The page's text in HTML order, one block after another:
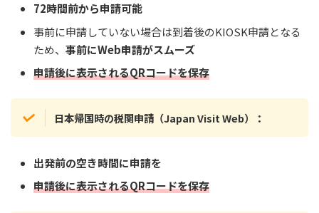
72時間前から申請可能
事前に申請していない場合は到着後のKIOSK申請となる
ため、 事前にWeb申請がスムーズ
申請後に表示されるQRコードを保存
日本帰国時の税関申請（Japan Visit Web）：
出発前の空き時間に申請を
申請後に表示されるQRコードを保存